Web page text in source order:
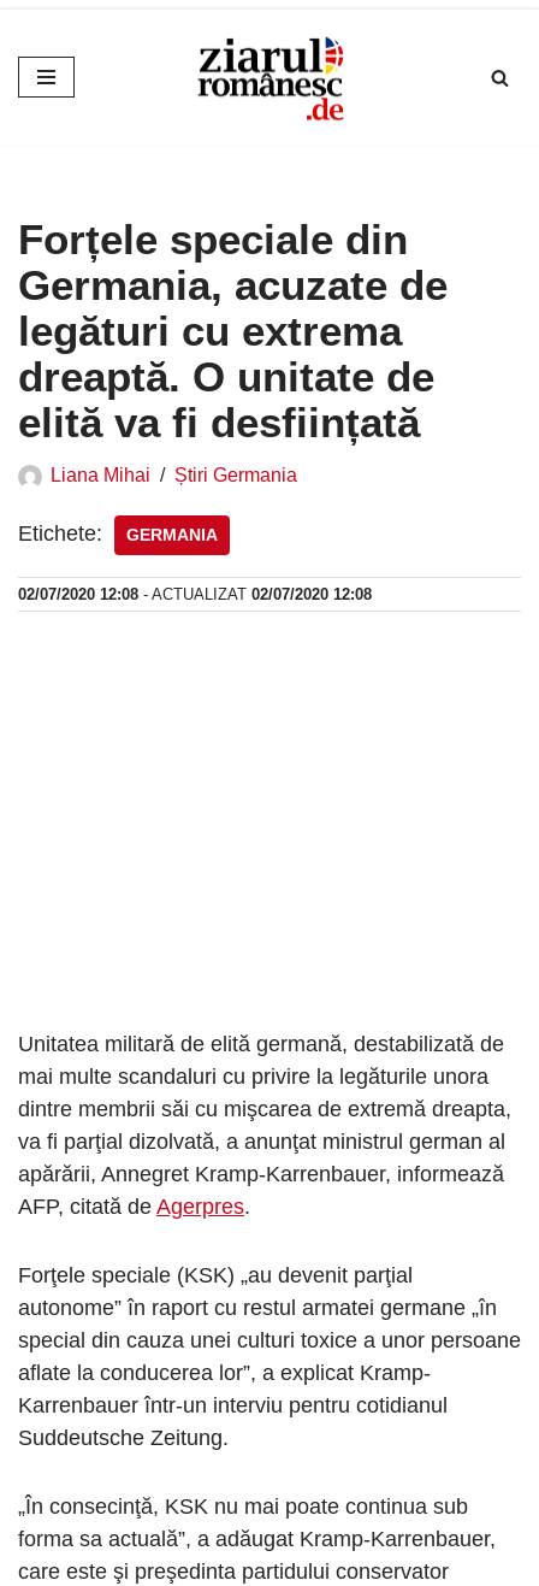
Sari
la
Forțele speciale din
Germania, acuzate de
legături cu extrema
dreaptă. O unitate de
elită va fi desființată
Liana Mihai Știri Germania
Etichete: GERMANIA
02/07/2020 12:08 - ACTUALIZAT 02/07/2020 12:08
Unitatea militară de elită germană, destabilizată de
mai multe scandaluri cu privire la legăturile unora
dintre membrii săi cu mişcarea de extremă dreapta,
va fi parţial dizolvată, a anunţat ministrul german al
apărării, Annegret Kramp-Karrenbauer, informează
AFP, citată de Agerpres.
Forţele speciale (KSK) „au devenit parţial
autonome” în raport cu restul armatei germane „în
special din cauza unei culturi toxice a unor persoane
aflate la conducerea lor”, a explicat Kramp-
Karrenbauer într-un interviu pentru cotidianul
Suddeutsche Zeitung.
„În consecinţă, KSK nu mai poate continua sub
forma sa actuală”, a adăugat Kramp-Karrenbauer,
care este şi preşedinta partidului conservator